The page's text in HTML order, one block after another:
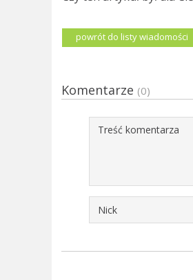
powrót do listy wiadomości
Komentarze (0)